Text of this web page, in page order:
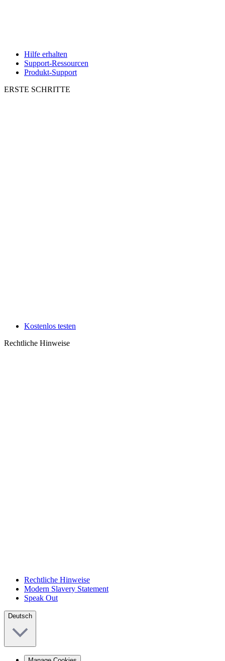
Hilfe erhalten
Support-Ressourcen
Produkt-Support
ERSTE SCHRITTE
Kostenlos testen
Rechtliche Hinweise
Rechtliche Hinweise
Modern Slavery Statement
Speak Out
Deutsch